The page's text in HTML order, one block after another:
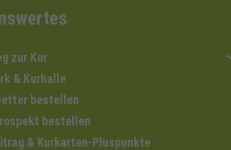
zur Kur
& Kurhalle
bestellen
bestellen
& Kurkarten-Pluspunkte